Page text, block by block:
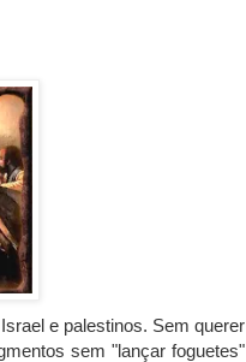
e palestinos. Sem querer
sem "lançar foguetes"